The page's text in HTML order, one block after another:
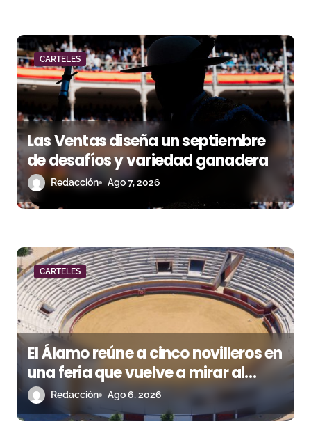
d
a
s
CARTELES
Las Ventas diseña un septiembre
de desafíos y variedad ganadera
Redacción Ago 7, 2026
CARTELES
El Álamo reúne a cinco novilleros en
una feria que vuelve a mirar al
futuroRedacción Ago 6, 2026